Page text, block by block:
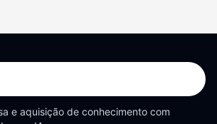
e aquisição de conhecimento com